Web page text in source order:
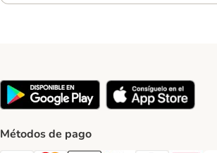
Métodos de pago